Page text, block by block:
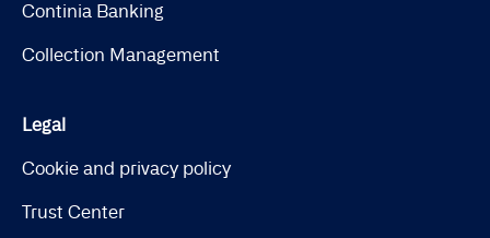
Continia Banking
Collection Management
Legal
Cookie and privacy policy
Trust Center